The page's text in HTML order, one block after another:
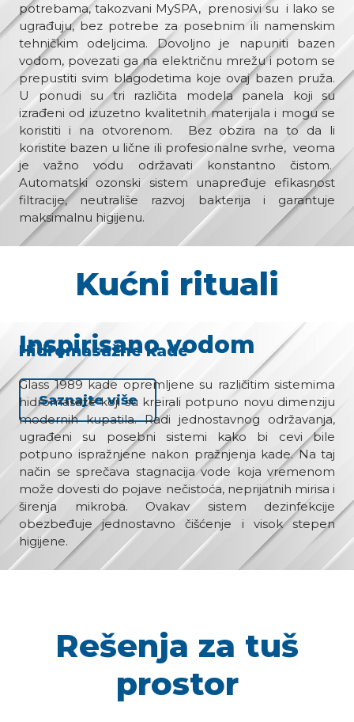
Inspirisano vodom
Saznajte više
potrebama, takozvani MySPA, prenosivi su i lako se
ugrađuju, bez potrebe za posebnim ili namenskim
tehničkim odeljcima. Dovoljno je napuniti bazen
vodom, povezati ga na električnu mrežu i potom se
prepustiti svim blagodetima koje ovaj bazen pruža.
U ponudi su tri različita modela panela koji su
izrađeni od izuzetno kvalitetnih materijala i mogu se
koristiti i na otvorenom. Bez obzira na to da li
koristite bazen u lične ili profesionalne svrhe, veoma
je važno vodu održavati konstantno čistom.
Automatski ozonski sistem unapređuje efikasnost
filtracije, neutrališe razvoj bakterija i garantuje
maksimalnu higijenu.
Kućni rituali
Hidromasažne kade
Glass 1989 kade opremljene su različitim sistemima
hidromasaže koji su kreirali potpuno novu dimenziju
modernih kupatila. Radi jednostavnog održavanja,
ugrađeni su posebni sistemi kako bi cevi bile
potpuno ispražnjene nakon pražnjenja kade. Na taj
način se sprečava stagnacija vode koja vremenom
može dovesti do pojave nečistoća, neprijatnih mirisa i
širenja mikroba. Ovakav sistem dezinfekcije
obezbeđuje jednostavno čišćenje i visok stepen
higijene.
Rešenja za tuš
prostor